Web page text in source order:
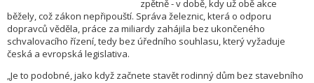
zpětně - v době, kdy už obě akce
běžely, což zákon nepřipouští. Správa železnic, která o odporu
dopravců věděla, práce za miliardy zahájila bez ukončeného
schvalovacího řízení, tedy bez úředního souhlasu, který vyžaduje
česká a evropská legislativa.
„Je to podobné, jako když začnete stavět rodinný dům bez stavebního